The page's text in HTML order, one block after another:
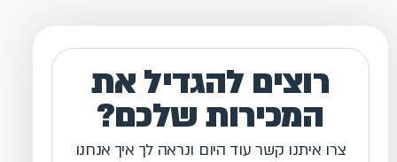
רוצים להגדיל את
המכירות שלכם?
צרו איתנו קשר עוד היום ונראה לך איך אנחנו